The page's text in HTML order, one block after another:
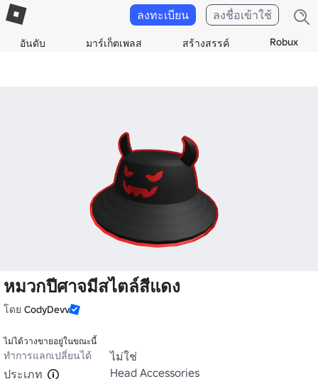
อันดับ มาร์เก็ตเพลส สร้างสรรค์ Robux
ลงทะเบียน ลงชื่อเข้าใช้
หมวกปีศาจมีสไตล์สีแดง
โดย CodyDevv
ไม่ได้วางขายอยู่ในขณะนี้
ทำการแลกเปลี่ยนได้
ไม่ใช่
ประเภท
Head Accessories